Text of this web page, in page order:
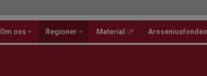
Om oss Regioner Material Aroseniusfonden